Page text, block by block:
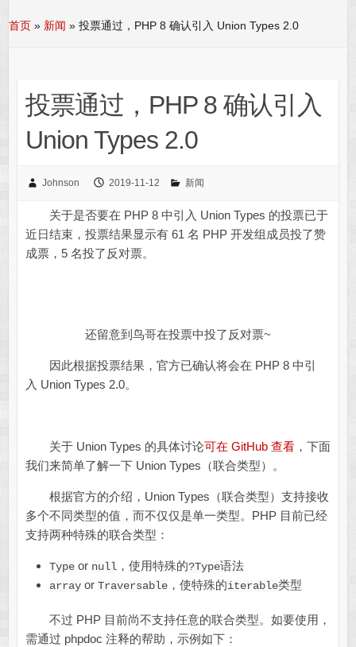
首页 » 新闻 »投票通过，PHP 8 确认引入 Union Types 2.0
投票通过，PHP 8 确认引入
Union Types 2.0
Johnson 2019-11-12 新闻
关于是否要在 PHP 8 中引入 Union Types 的投票已于
近日结束，投票结果显示有 61 名 PHP 开发组成员投了赞
成票，5 名投了反对票。
还留意到鸟哥在投票中投了反对票~
因此根据投票结果，官方已确认将会在 PHP 8 中引
入 Union Types 2.0。
关于 Union Types 的具体讨论可在 GitHub 查看，下面
我们来简单了解一下 Union Types（联合类型）。
根据官方的介绍，Union Types（联合类型）支持接收
多个不同类型的值，而不仅仅是单一类型。PHP 目前已经
支持两种特殊的联合类型：
Typeor null ，使用特殊的?Type语法
arrayor Traversable，使特殊的iterable类型
不过 PHP 目前尚不支持任意的联合类型。如要使用，
需通过 phpdoc 注释的帮助，示例如下：